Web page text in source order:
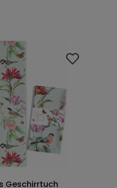
Geschirrtuch